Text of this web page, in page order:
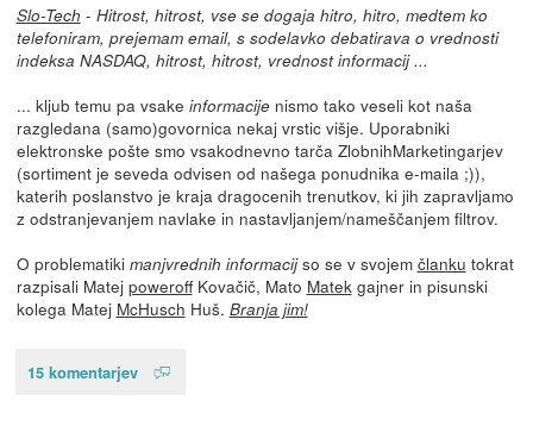
Slo-Tech - Hitrost, hitrost, vse se dogaja hitro, hitro, medtem ko
telefoniram, prejemam email, s sodelavko debatirava o vrednosti
indeksa NASDAQ, hitrost, hitrost, vrednost informacij ...
... kljub temu pa vsake informacijenismo tako veseli kot naša
razgledana (samo)govornica nekaj vrstic višje. Uporabniki
elektronske pošte smo vsakodnevno tarča ZlobnihMarketingarjev
(sortiment je seveda odvisen od našega ponudnika e-maila ;)),
katerih poslanstvo je kraja dragocenih trenutkov, ki jih zapravljamo
z odstranjevanjem navlake in nastavljanjem/nameščanjem filtrov.
O problematiki manjvrednih informacijso se v svojem članku tokrat
razpisali Matej poweroffKovačič, Mato Matekgajner in pisunski
kolega Matej McHusch Huš. Branja jim!
15 komentarjev